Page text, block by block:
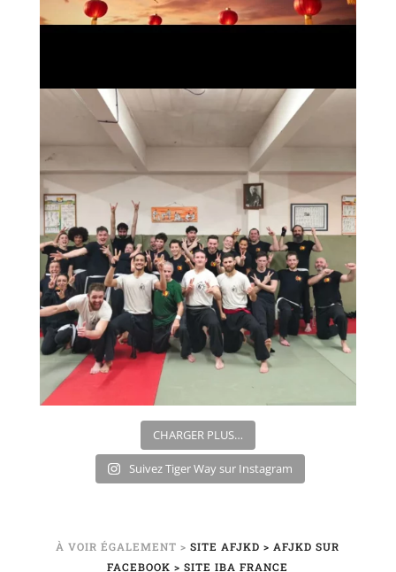
CHARGER PLUS…
Suivez Tiger Way sur Instagram
À VOIR ÉGALEMENT >SITE AFJKD> AFJKD SUR
FACEBOOK> SITE IBA FRANCE